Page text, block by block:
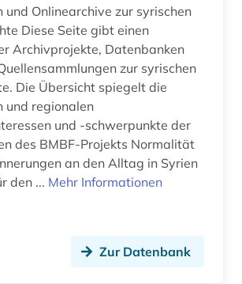
und Onlinearchive zur syrischen
Diese Seite gibt einen
Archivprojekte, Datenbanken
zur syrischen
Die Übersicht spiegelt die
und regionalen
und -schwerpunkte der
des BMBF-Projekts Normalität
an den Alltag in Syrien
den ... Mehr Informationen
Zur Datenbank